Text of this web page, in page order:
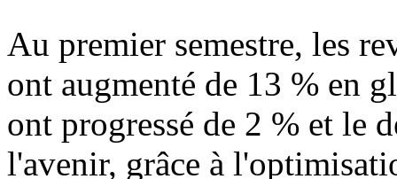
Au premier semestre, les
ont augmenté de 13 % en
ont progressé de 2 % et le
l'avenir, grâce à